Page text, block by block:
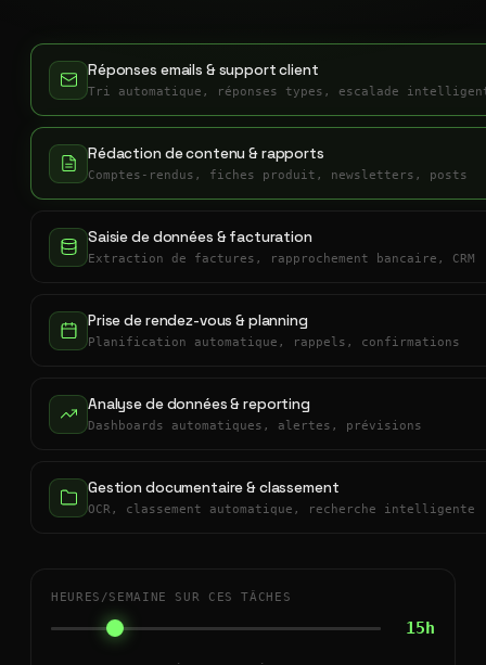
Réponses emails & support client
Tri automatique, réponses types, escalade
Rédaction de contenu & rapports
Comptes-rendus, fiches produit, newsletters, posts
Saisie de données & facturation
Extraction de factures, rapprochement bancaire, CRM
Prise de rendez-vous & planning
Planification automatique, rappels, confirmations
Analyse de données & reporting
Dashboards automatiques, alertes, prévisions
Gestion documentaire & classement
OCR, classement automatique, recherche intelligente
HEURES/SEMAINE SUR CES TÂCHES
15h